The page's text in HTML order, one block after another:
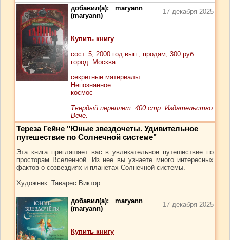
добавил(а): maryann
(maryann)
17 декабря 2025
Купить книгу
сост. 5, 2000 год вып., продам, 300 руб
город: Москва
секретные материалы
Непознанное
космос
Твердый переплет. 400 стр. Издательство
Вече.
Тереза Гейне "Юные звездочеты. Удивительное
путешествие по Солнечной системе"
Эта книга приглашает вас в увлекательное путешествие по
просторам Вселенной. Из нее вы узнаете много интересных
фактов о созвездиях и планетах Солнечной системы.
Художник: Таварес Виктор....
добавил(а): maryann
(maryann)
17 декабря 2025
Купить книгу